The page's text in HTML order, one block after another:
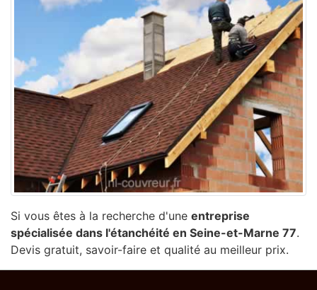
Si vous êtes à la recherche d'une entreprise
spécialisée dans l'étanchéité en Seine-et-Marne 77.
Devis gratuit, savoir-faire et qualité au meilleur prix.